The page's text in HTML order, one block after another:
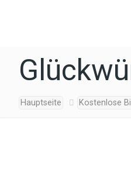
Hauptseite Kostenlose